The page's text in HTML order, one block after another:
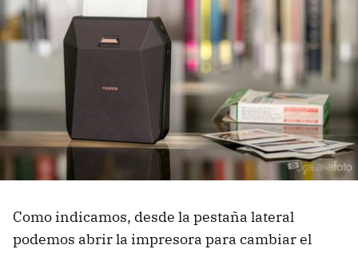
Como indicamos, desde la pestaña lateral
podemos abrir la impresora para cambiar el